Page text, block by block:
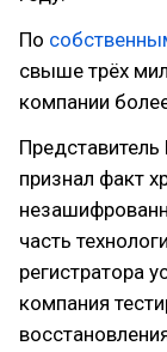
По
свыше трёх
компании
Представитель
признал факт
часть
регистратора
компания